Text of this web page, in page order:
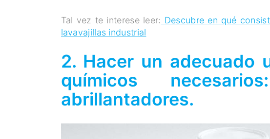
Tal vez te interese leer: Descubre en qué
lavavajillas industrial
2. Hacer un adecuado
químicos
abrillantadores.